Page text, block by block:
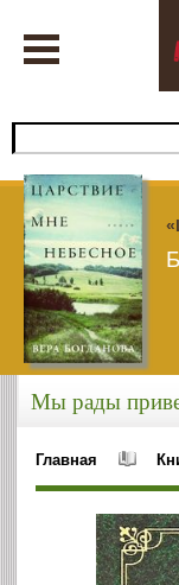
Мы рады
Главная